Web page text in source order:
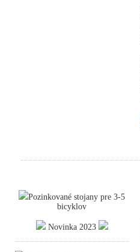
Pozinkované stojany pre 3-5
bicyklov
Novinka 2023